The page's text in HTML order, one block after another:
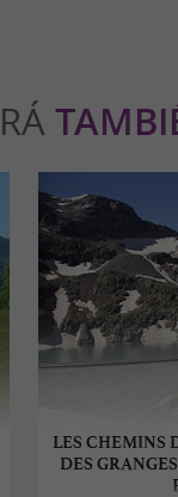
LES CHEMINS
DES